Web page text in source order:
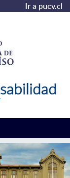
Ir a pucv.cl